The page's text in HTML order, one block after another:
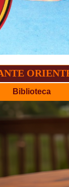
Biblioteca